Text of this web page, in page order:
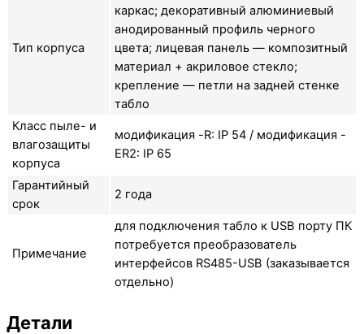
Тип корпуса
каркас; декоративный алюминиевый
анодированный профиль черного
цвета; лицевая панель — композитный
материал + акриловое стекло;
крепление — петли на задней стенке
табло
Класс пыле- и
влагозащиты
корпуса
модификация -R: IP 54 / модификация -
ER2: IP 65
Гарантийный
срок
2 года
Примечание
для подключения табло к USB порту ПК
потребуется преобразователь
интерфейсов RS485-USB (заказывается
отдельно)
Детали